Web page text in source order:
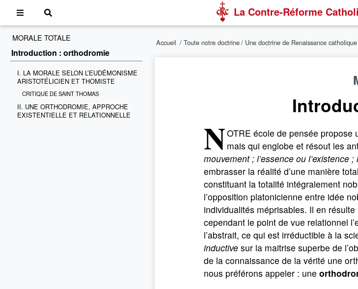
La Contre-Réforme
MORALE TOTALE
Introduction : orthodromie
I. LA MORALE SELON L’EUDÉMONISME
ARISTOTÉLICIEN ET THOMISTE
CRITIQUE DE SAINT THOMAS
II. UNE ORTHODROMIE, APPROCHE
EXISTENTIELLE ET RELATIONNELLE
Accueil / Toute notre doctrine/ Une doctrine de Renaissance catholique
NOTRE école de pensée propose
mais qui englobe et résout les
mouvement ; l’essence ou l’existence
embrasser la réalité d’une manière
constituant la totalité intégralement
l’opposition platonicienne entre idée
individualités méprisables. Il en
cependant le point de vue relationnel
l’abstrait, ce qui est irréductible à la
inductive sur la maitrise superbe de
de la connaissance de la vérité une
nous préférons appeler : une